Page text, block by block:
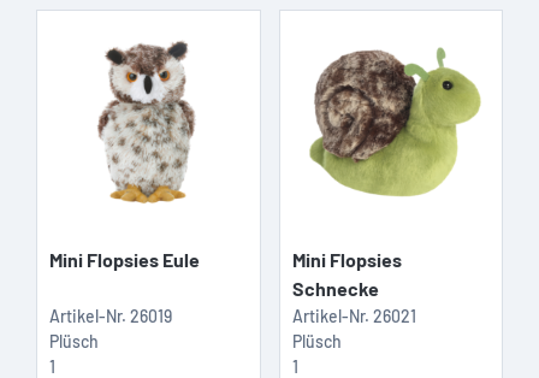
Mini Flopsies Eule
Artikel-Nr. 26019
Plüsch
1
Mini Flopsies
Schnecke
Artikel-Nr. 26021
Plüsch
1